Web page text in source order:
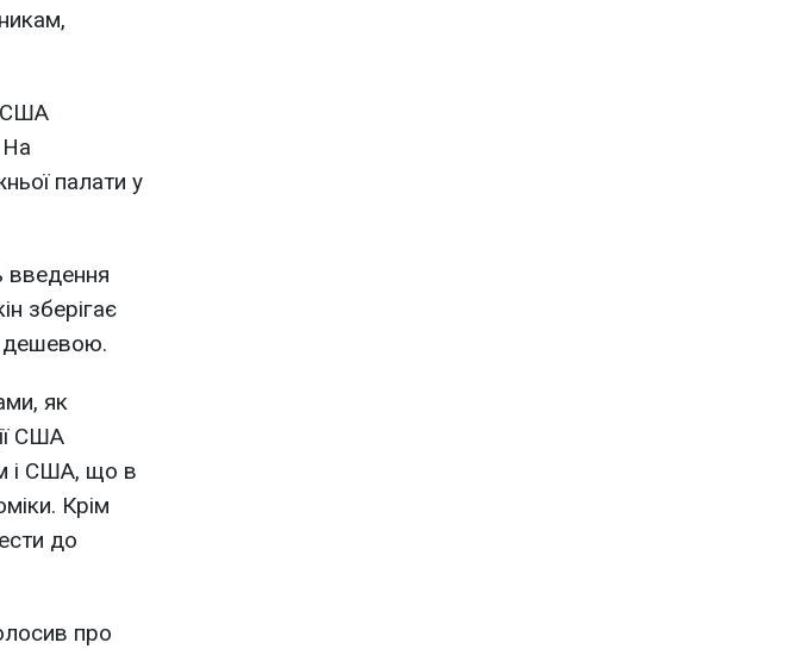
США
На
палати у
введення
зберігає
дешевою.
як
США
і США, що в
Крім
до
про